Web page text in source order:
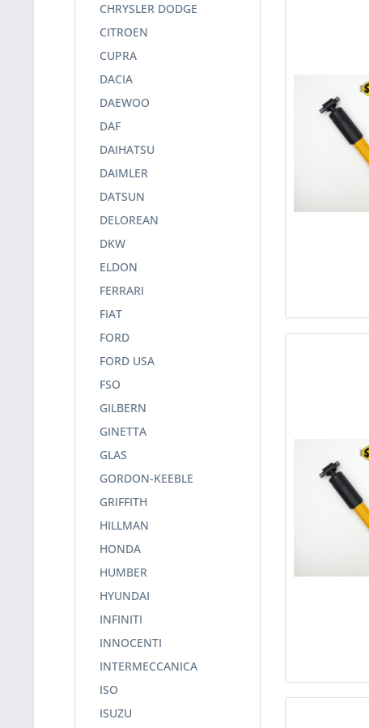
CHRYSLER DODGE
CITROEN
CUPRA
DACIA
DAEWOO
DAF
DAIHATSU
DAIMLER
DATSUN
DELOREAN
DKW
ELDON
FERRARI
FIAT
FORD
FORD USA
FSO
GILBERN
GINETTA
GLAS
GORDON-KEEBLE
GRIFFITH
HILLMAN
HONDA
HUMBER
HYUNDAI
INFINITI
INNOCENTI
INTERMECCANICA
ISO
ISUZU